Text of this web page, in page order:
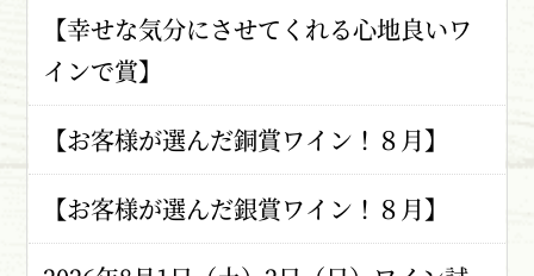
【幸せな気分にさせてくれる心地良いワ
インで賞】
【お客様が選んだ銅賞ワイン！８月】
【お客様が選んだ銀賞ワイン！８月】